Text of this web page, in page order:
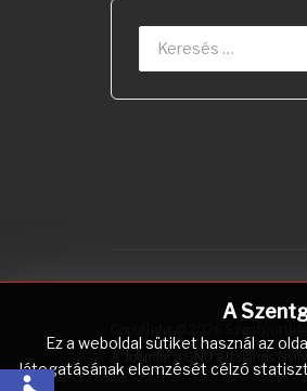
A
Ez a weboldal sütiket használ az
látogatásának elemzését célzó